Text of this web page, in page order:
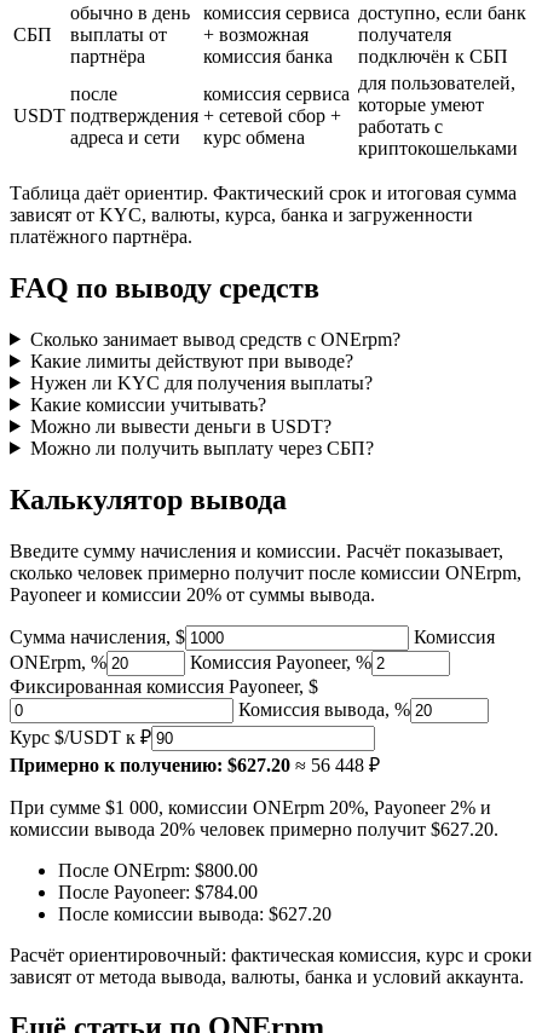
СБП
обычно в день
выплаты от
партнёра
комиссия сервиса
+ возможная
комиссия банка
доступно, если банк
получателя
подключён к СБП
USDT
после
подтверждения
адреса и сети
комиссия сервиса
+ сетевой сбор +
курс обмена
для пользователей,
которые умеют
работать с
криптокошельками
Таблица даёт ориентир. Фактический срок и итоговая сумма
зависят от KYC, валюты, курса, банка и загруженности
платёжного партнёра.
FAQ по выводу средств
Сколько занимает вывод средств с ONErpm?
Какие лимиты действуют при выводе?
Нужен ли KYC для получения выплаты?
Какие комиссии учитывать?
Можно ли вывести деньги в USDT?
Можно ли получить выплату через СБП?
Калькулятор вывода
Введите сумму начисления и комиссии. Расчёт показывает,
сколько человек примерно получит после комиссии ONErpm,
Payoneer и комиссии 20% от суммы вывода.
Сумма начисления, $
Комиссия
ONErpm, %
Комиссия Payoneer, %
Фиксированная комиссия Payoneer, $
Комиссия вывода, %
Курс $/USDT к ₽
Примерно к получению: $627.20 ≈ 56 448 ₽
При сумме $1 000, комиссии ONErpm 20%, Payoneer 2% и
комиссии вывода 20% человек примерно получит $627.20.
После ONErpm: $800.00
После Payoneer: $784.00
После комиссии вывода: $627.20
Расчёт ориентировочный: фактическая комиссия, курс и сроки
зависят от метода вывода, валюты, банка и условий аккаунта.